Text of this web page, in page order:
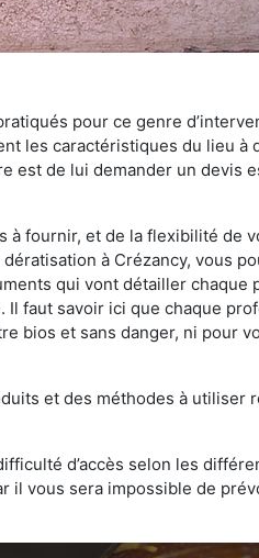
pour ce genre
les caractéristiques du lieu à
est de lui demander un devis
à fournir, et de la flexibilité de
à Crézancy, vous
qui vont détailler chaque
faut savoir ici que chaque
bios et sans danger, ni pour
et des méthodes à utiliser
d’accès selon les
il vous sera impossible de